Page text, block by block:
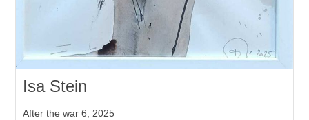
Isa Stein
After the war 6, 2025